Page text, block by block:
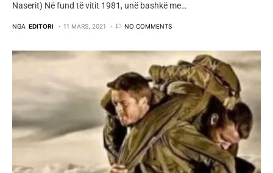
Naserit) Në fund të vitit 1981, unë bashkë me…
NGA EDITORI 11 MARS, 2021 NO COMMENTS